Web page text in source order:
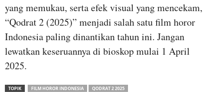
yang memukau, serta efek visual yang mencekam,
“Qodrat 2 (2025)” menjadi salah satu film horor
Indonesia paling dinantikan tahun ini. Jangan
lewatkan keseruannya di bioskop mulai 1 April
2025.
TOPIK FILM HOROR INDONESIA QODRAT 2 2025